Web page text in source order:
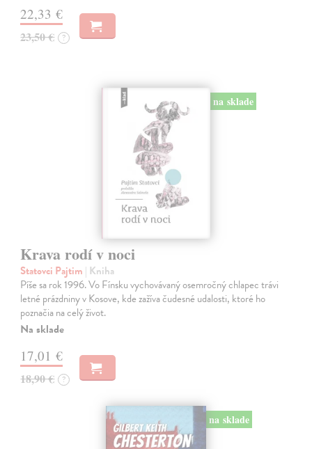
22,33 €
23,50 € ?
na sklade
Krava rodí v noci
Statovci Pajtim | Kniha
Píše sa rok 1996. Vo Fínsku vychovávaný osemročný chlapec trávi
letné prázdniny v Kosove, kde zažíva čudesné udalosti, ktoré ho
poznačia na celý život.
Na sklade
17,01 €
18,90 € ?
na sklade